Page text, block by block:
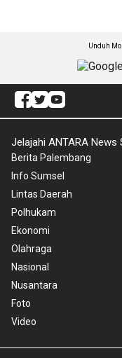
Unduh
Jelajahi ANTARA News
Berita Palembang
Info Sumsel
Lintas Daerah
Polhukam
Ekonomi
Olahraga
Nasional
Nusantara
Foto
Video